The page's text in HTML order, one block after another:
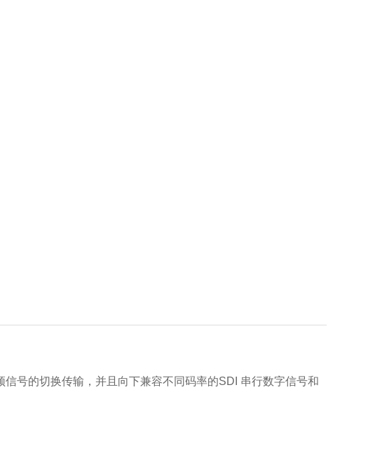
号的切换传输，并且向下兼容不同码率的SDI 串行数字信号和